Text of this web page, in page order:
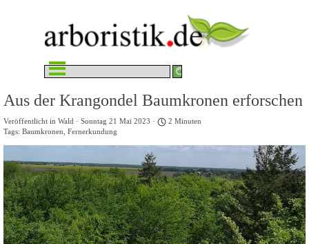
Menü überspringen
Aus der Krangondel Baumkronen erforschen
Veröffentlicht in Wald · Sonntag 21 Mai 2023 ·
2 Minuten
Tags: Baumkronen Fernerkundung